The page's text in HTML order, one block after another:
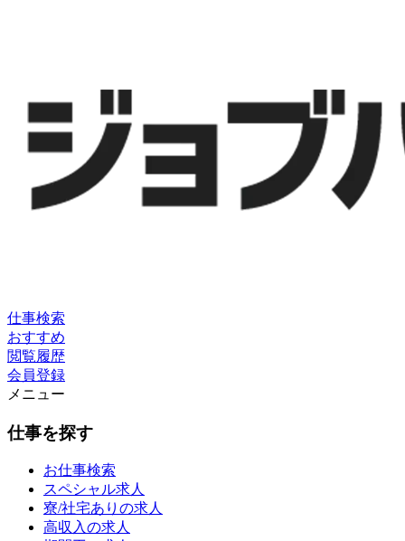
仕事検索
おすすめ
閲覧履歴
会員登録
メニュー
仕事を探す
お仕事検索
スペシャル求人
寮/社宅ありの求人
高収入の求人